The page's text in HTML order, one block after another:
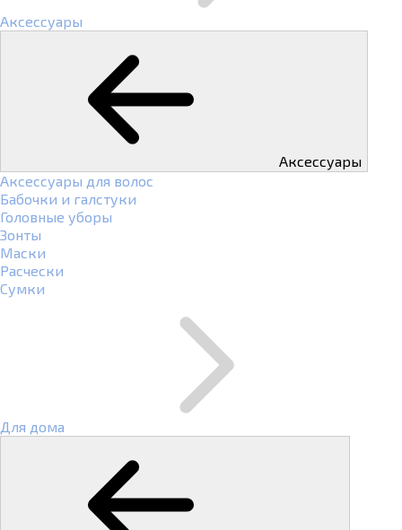
Аксессуары
Аксессуары
Аксессуары для волос
Бабочки и галстуки
Головные уборы
Зонты
Маски
Расчески
Сумки
Для дома